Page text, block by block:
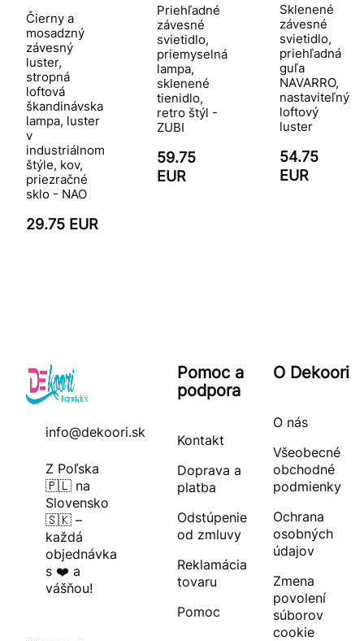
Čierny a
mosadzný
závesný
luster,
stropná
loftová
škandinávska
lampa, luster
v
industriálnom
štýle, kov,
priezračné
sklo - NAO
29.75 EUR
Priehľadné
závesné
svietidlo,
priemyselná
lampa,
sklenené
tienidlo,
retro štýl -
ZUBI
59.75
EUR
Sklenené
závesné
svietidlo,
priehľadná
guľa
NAVARRO,
nastaviteľný
loftový
luster
54.75
EUR
info@dekoori.sk
Z Poľska
🇵🇱 na
Slovensko
🇸🇰 –
každá
objednávka
s ❤️ a
vášňou!
Pomoc a
podpora
Kontakt
Doprava a
platba
Odstúpenie
od zmluvy
Reklamácia
tovaru
Pomoc
O Dekoori
O nás
Všeobecné
obchodné
podmienky
Ochrana
osobných
údajov
Zmena
povolení
súborov
cookie